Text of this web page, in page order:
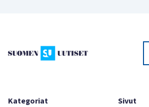
Kategoriat
Sivut